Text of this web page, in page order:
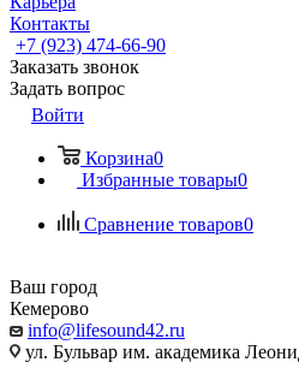
Контакты
+7 (923) 474-66-90
Заказать звонок
Задать вопрос
Войти
Корзина0
Избранные товары0
Сравнение товаров0
Ваш город
Кемерово
info@lifesound42.ru
ул. Бульвар им. академика